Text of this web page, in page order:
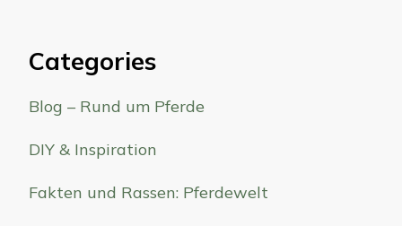
Categories
Blog – Rund um Pferde
DIY & Inspiration
Fakten und Rassen: Pferdewelt